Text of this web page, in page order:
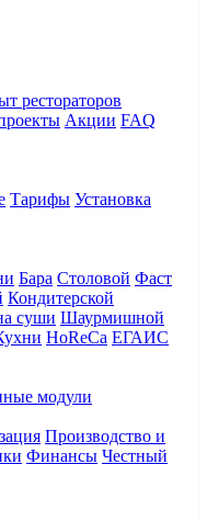
рестораторов
Акции FAQ
Тарифы Установка
Бара Столовой Фаст
Кондитерской
суши Шаурмишной
HoReCa ЕГАИС
модули
Производство и
Финансы Честный